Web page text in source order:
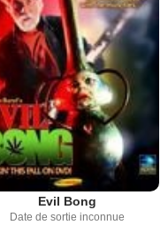
Evil Bong
Date de sortie inconnue